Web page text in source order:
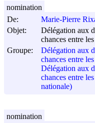
De:
Marie-Pierre
Objet:
Délégation aux
chances entre
Groupe:
Délégation aux
chances entre
Délégation aux
chances entre
nationale)
nomination
nomination